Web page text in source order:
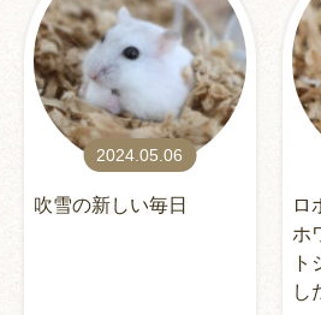
2024.05.06
吹雪の新しい毎日
ロ
ホ
ト
し